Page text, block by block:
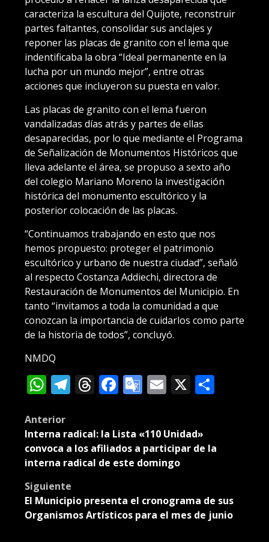
caracteriza la escultura del Quijote, reconstruir
partes faltantes, consolidar sus anclajes y
reponer las placas de granito con el lema que
indentificaba la obra “Ideal permanente en la
lucha por un mundo mejor”, entre otras
acciones que incluyeron su puesta en valor.
Las placas de granito con el lema fueron
vandalizadas días atrás y partes de ellas
desaparecidas, por lo que mediante el Programa
de Señalización de Monumentos Históricos que
lleva adelante el área, se propuso a sexto año
del colegio Mariano Moreno la investigación
histórica del monumento escultórico y la
posterior colocación de las placas.
“Continuamos trabajando en esto que nos
hemos propuesto: proteger el patrimonio
escultórico y urbano de nuestra ciudad”, señaló
al respecto Costanza Addiechi, directora de
Restauración de Monumentos del Municipio. En
tanto “invitamos a toda la comunidad a que
conozcan la importancia de cuidarlos como parte
de la historia de todos”, concluyó.
NMDQ
WhatsApp
Telegram
Threads
Facebook
Google
Email
X
Post
navigation
Anterior
Interna radical: la Lista «110 Unidad»
convoca a los afiliados a participar de la
interna radical de este domingo
Siguiente
El Municipio presenta el cronograma de sus
Organismos Artísticos para el mes de junio